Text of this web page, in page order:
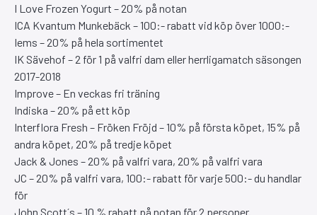
I Love Frozen Yogurt – 20% på notan
ICA Kvantum Munkebäck – 100:- rabatt vid köp över 1000:-
Iems – 20% på hela sortimentet
IK Sävehof – 2 för 1 på valfri dam eller herrligamatch säsongen
2017-2018
Improve – En veckas fri träning
Indiska – 20% på ett köp
Interflora Fresh – Fröken Fröjd – 10% på första köpet, 15% på
andra köpet, 20% på tredje köpet
Jack & Jones – 20% på valfri vara, 20% på valfri vara
JC – 20% på valfri vara, 100:- rabatt för varje 500:- du handlar
för
John Scott´s – 10 % rabatt på notan för 2 personer.